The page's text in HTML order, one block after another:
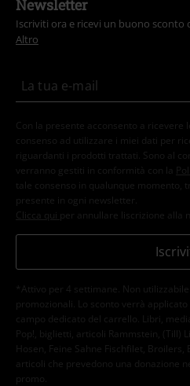
Newsletter
Iscriviti ora e ricevi un buono sconto
Altro
Con la presente acconsento a ricevere
consenso ad utilizzare i miei dati per
riguardanti i prodotti trattati. Sono al
verranno gestiti in conformità con la
tale consenso in qualunque momento,
presente in ogni newsletter.
Clicca qui per annullare liscrizione alla
*Attivo per 4 settimane. Non
promozionali. Lo sconto verrà
campo dedicato del carrello. Libri,
Pop!, biglietti, articoli Rammstein, (Till)
Hosen, Feine Sahne Fischfilet,
articoli che prevedono una donazione
promo.